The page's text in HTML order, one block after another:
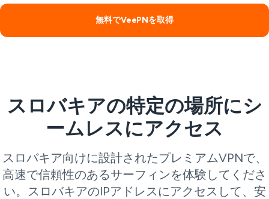
無料でVeePNを取得
スロバキアの特定の場所にシ
ームレスにアクセス
スロバキア向けに設計されたプレミアムVPNで、
高速で信頼性のあるサーフィンを体験してくださ
い。スロバキアのIPアドレスにアクセスして、安